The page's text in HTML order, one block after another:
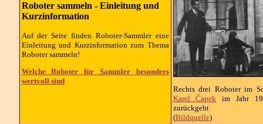
Roboter sammeln - Einleitung und
Kurzinformation
Auf der Seite finden Roboter-Sammler eine
Einleitung und Kurzinformation zum Thema
Roboter sammeln!
Welche Roboter für Sammler besonders
wertvoll sind
Rechts drei Roboter im
Karel Čapek im Jahr
zurückgeht
(Bildquelle)